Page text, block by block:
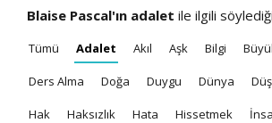
Blaise Pascal'ın adalet ile ilgili
Tümü Adalet Akıl Aşk Bilgi
Ders Alma Doğa Duygu Dünya
Hak Haksızlık Hata Hissetmek